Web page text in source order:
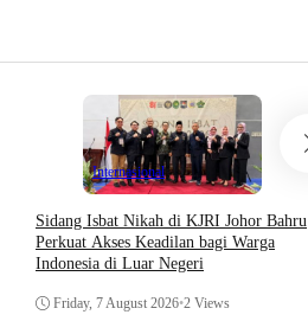
Internasional
Sidang Isbat Nikah di KJRI Johor Bahru
Perkuat Akses Keadilan bagi Warga
Indonesia di Luar Negeri
Friday, 7 August 2026•2 Views